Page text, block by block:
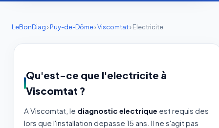
LeBonDiag›Puy-de-Dôme›Viscomtat›Electricite
Qu'est-ce que l'electricite à
Viscomtat ?
A Viscomtat, le diagnostic electrique est requis des
lors que l'installation depasse 15 ans. Il ne s'agit pas